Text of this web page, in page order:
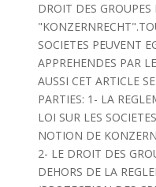
DROIT DES GROUPES
SOCIETES PEUVENT
APPREHENDES PAR
AUSSI CET ARTICLE
PARTIES: 1- LA
LOI SUR LES
NOTION DE
2- LE DROIT DES
DEHORS DE LA